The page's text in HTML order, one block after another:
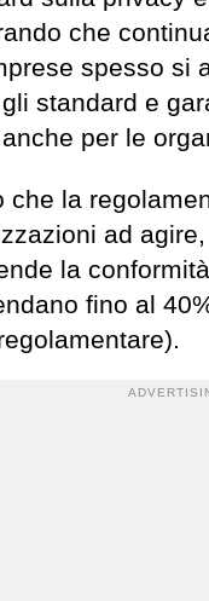
che
spesso si
standard e
per le
la
ad
la
fino al